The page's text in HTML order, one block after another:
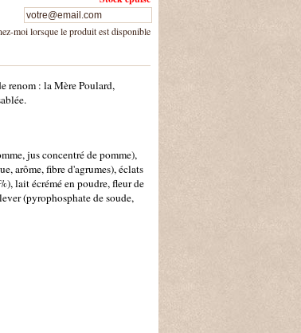
moi lorsque le produit est disponible
renom : la Mère Poulard,
jus concentré de pomme),
arôme, fibre d'agrumes), éclats
lait écrémé en poudre, fleur de
(pyrophosphate de soude,